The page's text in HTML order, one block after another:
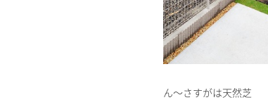
ん～さすがは天然芝